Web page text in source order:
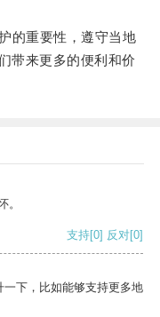
重要性，遵守当地
带来更多的便利和价
。
支持[0] 反对[0]
下，比如能够支持更多地